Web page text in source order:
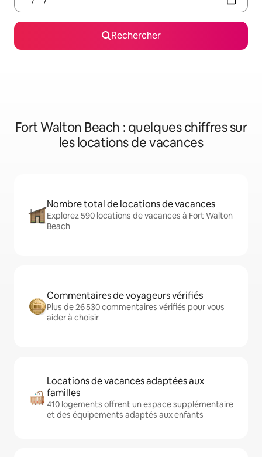
Rechercher
Fort Walton Beach : quelques chiffres sur
les locations de vacances
Nombre total de locations de vacances
Explorez 590 locations de vacances à Fort Walton
Beach
Commentaires de voyageurs vérifiés
Plus de 26 530 commentaires vérifiés pour vous
aider à choisir
Locations de vacances adaptées aux
familles
410 logements offrent un espace supplémentaire
et des équipements adaptés aux enfants